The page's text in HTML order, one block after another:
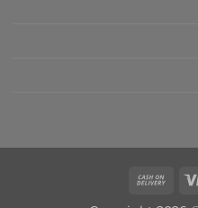
Visa